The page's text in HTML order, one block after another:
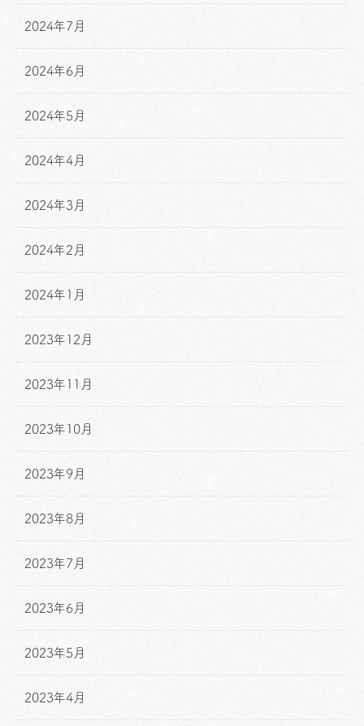
2024年7月
2024年6月
2024年5月
2024年4月
2024年3月
2024年2月
2024年1月
2023年12月
2023年11月
2023年10月
2023年9月
2023年8月
2023年7月
2023年6月
2023年5月
2023年4月